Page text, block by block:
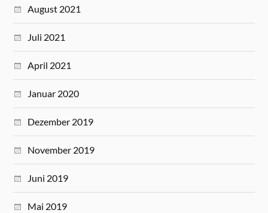
August 2021
Juli 2021
April 2021
Januar 2020
Dezember 2019
November 2019
Juni 2019
Mai 2019